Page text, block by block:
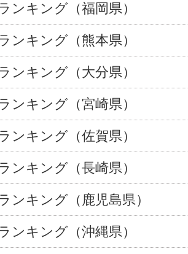
ンキング（福岡県）
ンキング（熊本県）
ンキング（大分県）
ンキング（宮崎県）
ンキング（佐賀県）
ンキング（長崎県）
ンキング（鹿児島県）
ンキング（沖縄県）